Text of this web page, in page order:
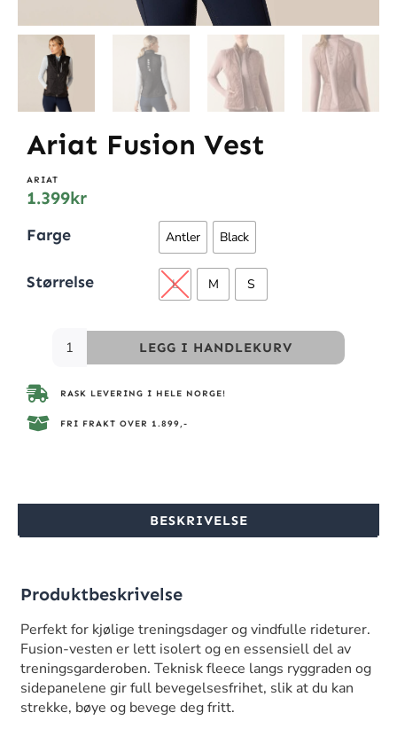
Ariat Fusion Vest
ARIAT
1.399kr
Farge Antler Black
Størrelse L M S
LEGG I HANDLEKURV
RASK LEVERING I HELE NORGE!
FRI FRAKT OVER 1.899,-
BESKRIVELSE
Produktbeskrivelse
Perfekt for kjølige treningsdager og vindfulle rideturer.
Fusion-vesten er lett isolert og en essensiell del av
treningsgarderoben. Teknisk fleece langs ryggraden og
sidepanelene gir full bevegelsesfrihet, slik at du kan
strekke, bøye og bevege deg fritt.